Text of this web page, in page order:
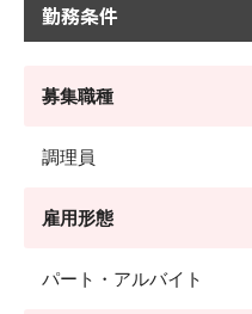
勤務条件
募集職種
調理員
雇用形態
パート・アルバイト